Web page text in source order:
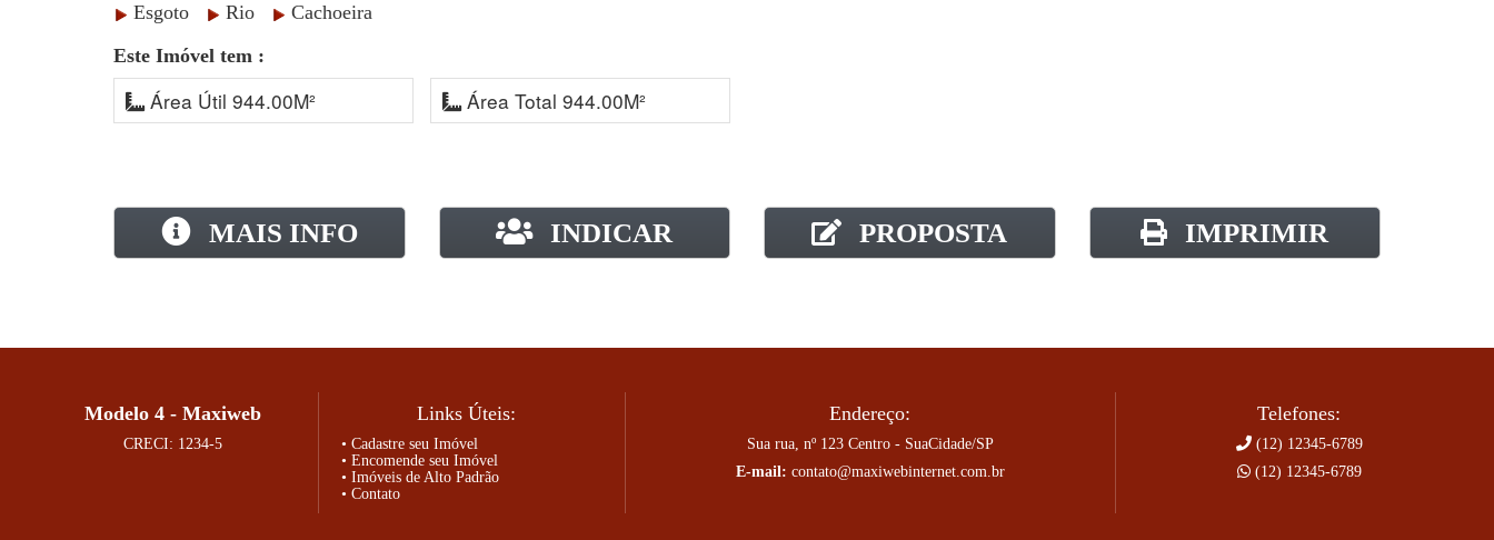
Esgoto
Rio
Cachoeira
Este Imóvel tem :
Área Útil 944.00M² Área Total 944.00M²
MAIS INFO INDICAR PROPOSTA IMPRIMIR
Modelo 4 - Maxiweb
CRECI: 1234-5
Links Úteis:
• Cadastre seu Imóvel
• Encomende seu Imóvel
• Imóveis de Alto Padrão
• Contato
Endereço:
Sua rua, nº 123 Centro - SuaCidade/SP
E-mail: contato@maxiwebinternet.com.br
Telefones:
(12) 12345-6789
(12) 12345-6789